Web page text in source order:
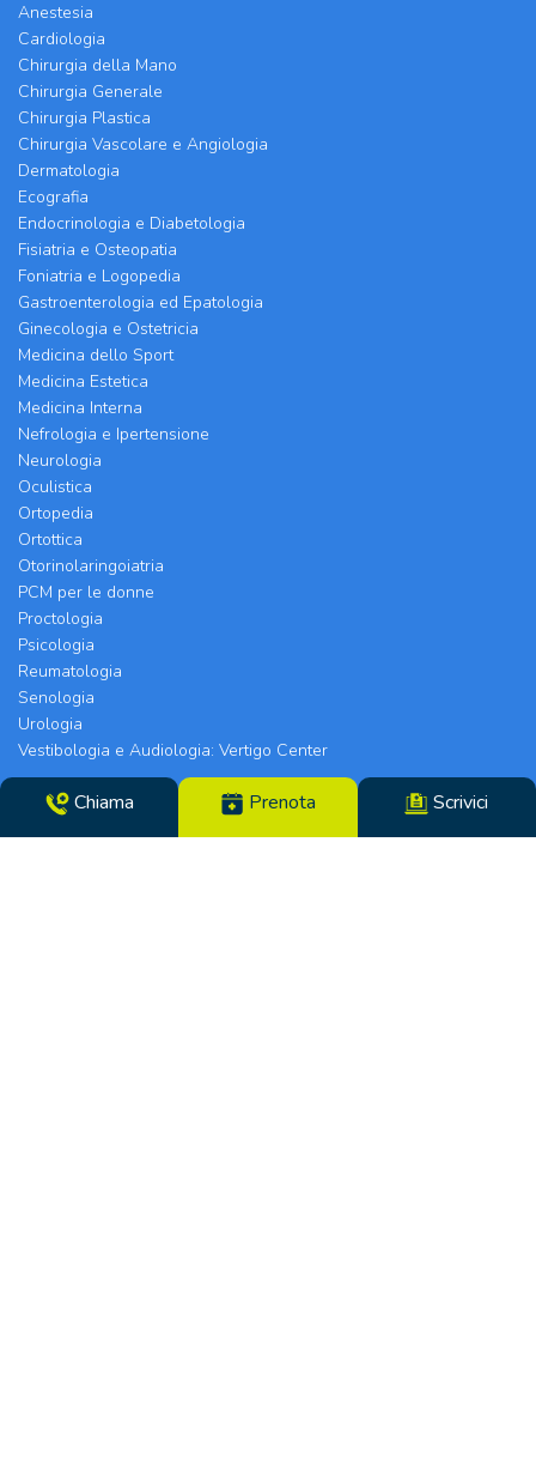
Anestesia
Cardiologia
Chirurgia della Mano
Chirurgia Generale
Chirurgia Plastica
Chirurgia Vascolare e Angiologia
Dermatologia
Ecografia
Endocrinologia e Diabetologia
Fisiatria e Osteopatia
Foniatria e Logopedia
Gastroenterologia ed Epatologia
Ginecologia e Ostetricia
Medicina dello Sport
Medicina Estetica
Medicina Interna
Nefrologia e Ipertensione
Neurologia
Oculistica
Ortopedia
Ortottica
Otorinolaringoiatria
PCM per le donne
Proctologia
Psicologia
Reumatologia
Senologia
Urologia
Vestibologia e Audiologia: Vertigo Center
Poliambulatorio Chirurgico Modenese srl | Sede
Legale e Chirurgia: Via Arquà, 5 | Eyecare Clinic,
Chiama Prenota Scrivici